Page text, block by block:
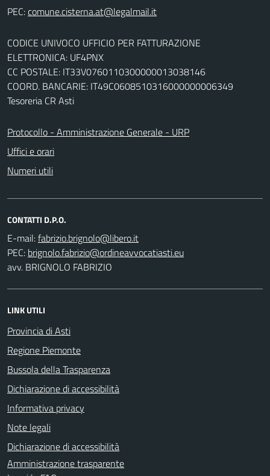
PEC:
CODICE UNIVOCO UFFICIO PER FATTURAZIONE
ELETTRONICA: UF4PNX
CC POSTALE: IT33V0760110300000013038146
COORD. BANCARIE: IT49C0608510316000000006349
Tesoreria CR Asti
Protocollo - Amministrazione Generale - URP
Uffici e orari
Numeri utili
CONTATTI D.P.O.
E-mail:
PEC:
avv. BRIGNOLO FABRIZIO
LINK UTILI
Provincia di Asti
Regione Piemonte
Bussola della Trasparenza
Dichiarazione di accessibilità
Informativa privacy
Note legali
Dichiarazione di accessibilità
Amministrazione trasparente